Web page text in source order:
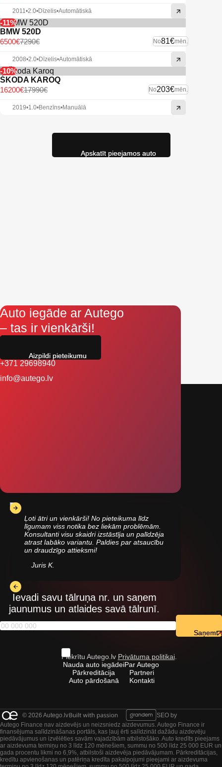
2011•2.0•Dīzelis•Automātiskā
-11%
BMW 520D
No81€mēn.
7290€
6500€
2008•2.0•Dīzelis•Automātiskā
-10%
ŠKODA KAROQ
No203€mēn.
17990€
16200€
2019•1.0•Benzīns•Manuālā
Auto iegāde ar Autego
– tas ir vienkārši!
+371 29698940
info@autego.lv
Ļoti ātri un vienkārši! No pieteikuma līdz
līgumam viss notika bez liekām problēmām.
Konsultanti visu skaidri izstāstīja un palīdzēja
atrast labāko variantu. Paldies par atsaucību
un draudzīgo attieksmi!
Juris K.
Ievadi savu tālruņa nr. un saņem
jaunumus un atlaides savā tālrunī.
Piekrītu Autego.lv Privātuma politikai.
Nauda auto iegādei
Pārkreditācija
Auto pārdošanā
Par Autego
Partneri
Kontakti
© 2026 Autego.lv
SEO by
Autego Finance nav aizdevējs un neizsniedz aizdevumus. Autego Finance ir
finansējuma salīdzināšanas portāls, kas ļauj ērti salīdzināt dažādu aizdevēju
piedāvājumus un izvēlēties savām vajadzībām atbilstošāko. Auto kredīts pieejams
ar aizdevuma termiņu no 3 līdz 120 mēnešiem, summu no 500 līdz 25 000 EUR un
gada procentu likmi no 6,9%, atbilstoši aizdevēja piedāvājumam. Pārkreditācijas,
kredītu apvienošanas un patēriņa kredīta pakalpojumi pieejami ar aizdevuma